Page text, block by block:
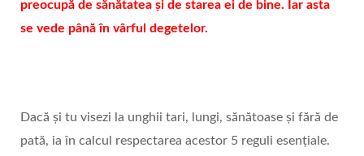
preocupă de sănătatea și de starea ei de bine. Iar asta
se vede până în vârful degetelor.
Dacă și tu visezi la unghii tari, lungi, sănătoase și fără de
pată, ia în calcul respectarea acestor 5 reguli esențiale.